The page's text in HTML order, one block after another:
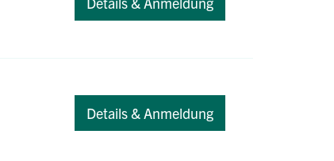
Details & Anmeldung